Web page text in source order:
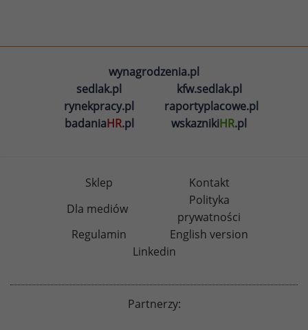
wynagrodzenia.pl
sedlak.pl
kfw.sedlak.pl
rynekpracy.pl
raportyplacowe.pl
badaniaHR.pl wskaznikiHR.pl
Sklep
Kontakt
Dla mediów
Polityka
prywatności
Regulamin
English version
Linkedin
Partnerzy: